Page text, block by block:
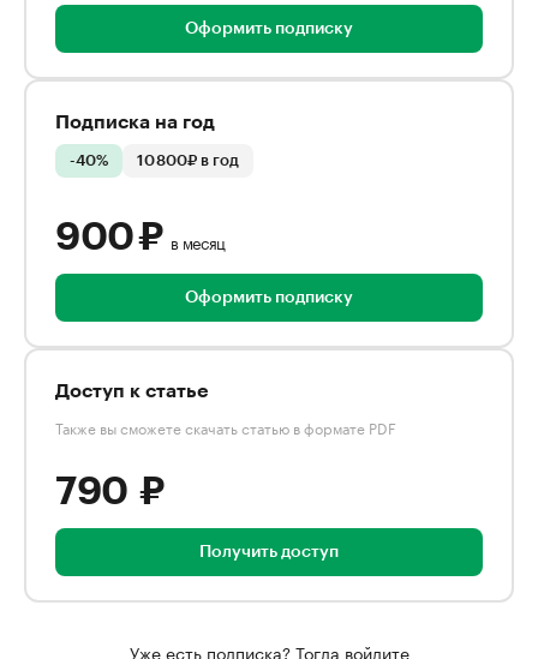
Оформить подписку
Подписка на год
-40% 10 800₽ в год
900 ₽ в месяц
Оформить подписку
Доступ к статье
Также вы сможете скачать статью в формате PDF
790 ₽
Получить доступ
Уже есть подписка? Тогда войдите